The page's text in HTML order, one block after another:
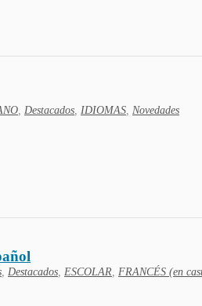
Destacados IDIOMAS Novedades
Destacados ESCOLAR FRANCÉS (en